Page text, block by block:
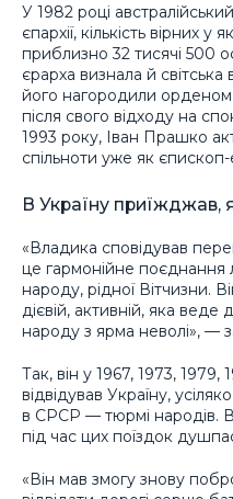
У 1982 році
єпархії, кількість вірних
приблизно 32 тисячі 500
єрарха визнала й
його нагородили орденом
після свого відходу на
1993 року, Іван Прашко
спільноти уже як
В Україну приїжджав,
«Владика сповідував
це гармонійне поєднання
народу, рідної Вітчизни.
дієвій, активній, яка веде
народу з ярма неволі», —
Так, він у 1967, 1973, 1979,
відвідував Україну,
в СРСР — тюрмі народів.
під час цих поїздок
«Він мав змогу знову